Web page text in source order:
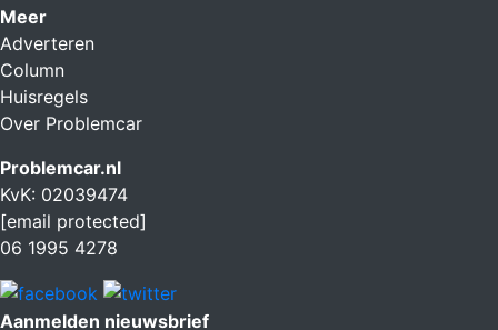
Meer
Adverteren
Column
Huisregels
Over Problemcar
Problemcar.nl
KvK: 02039474
[email protected]
06 1995 4278
Aanmelden nieuwsbrief